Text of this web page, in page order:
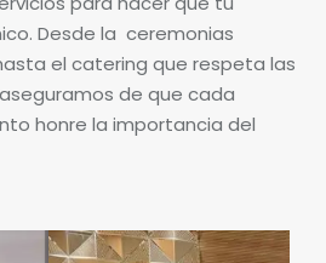
Desde la ceremonias
el catering que respeta las
de que cada
honre la importancia del